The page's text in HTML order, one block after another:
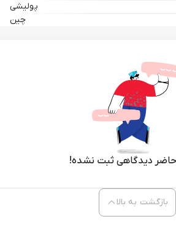
پولیشی
چین
دیدگاهی ثبت نشده!
بازگشت به بالا